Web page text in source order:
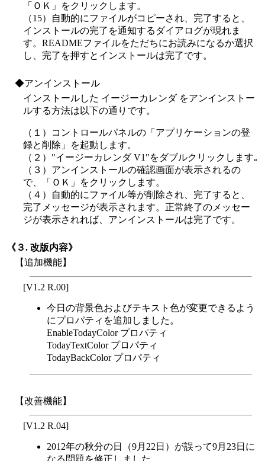
「ＯＫ」をクリックします。
（15）自動的にファイルがコピーされ、完了すると、
インストールの完了を通知するダイアログが現れま
す。READMEファイルをただちにお読みになるか選択
し、完了を押すとインストールは完了です。
◆アンインストール
インストールした イージーカレンダ をアンインストー
ルする方法は以下の通りです。
（１）コントロールパネルの「アプリケーションの登
録と削除」を起動します。
（２）"イージーカレンダ V1"をダブルクリックします｡
（３）アンインストールの確認画面が表示されるの
で、「ＯＫ」をクリックします。
（４）自動的にファイル等が削除され、完了すると、
完了メッセージが表示されます。正常終了のメッセー
ジが表示されれば、アンインストールは完了です。
《３. 改版内容》
【追加機能】
[V1.2 R.00]
今日の背景色およびテキスト色が変更できるよう
にプロパティを追加しました。
EnableTodayColor プロパティ
TodayTextColor プロパティ
TodayBackColor プロパティ
【改善機能】
[V1.2 R.04]
2012年の秋分の日（9月22日）が誤って9月23日に
なる問題を修正しました。